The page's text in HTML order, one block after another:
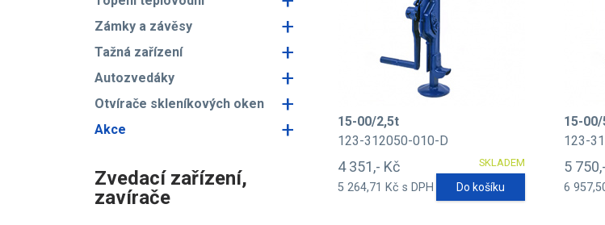
Zámky a závěsy +
Tažná zařízení +
Autozvedáky +
Otvírače skleníkových oken +
Akce +
Zvedací zařízení,
zavírače
15-00/2,5t
123-312050-010-D
SKLADEM
4 351,- Kč
5 264,71 Kč s DPH Do košíku
15-
123-
5
6